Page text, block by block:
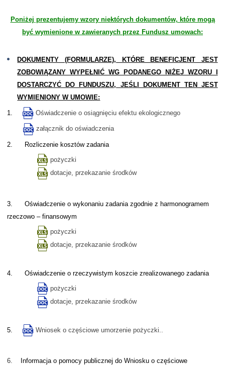
Poniżej prezentujemy wzory niektórych dokumentów, które mogą
być wymienione w zawieranych przez Fundusz umowach:
DOKUMENTY (FORMULARZE), KTÓRE BENEFICJENT JEST
ZOBOWIĄZANY WYPEŁNIĆ WG PODANEGO NIŻEJ WZORU I
DOSTARCZYĆ DO FUNDUSZU, JEŚLI DOKUMENT TEN JEST
WYMIENIONY W UMOWIE:
1. Oświadczenie o osiągnięciu efektu ekologicznego
załącznik do oświadczenia
2. Rozliczenie kosztów zadania
pożyczki
dotacje, przekazanie środków
3. Oświadczenie o wykonaniu zadania zgodnie z harmonogramem
rzeczowo – finansowym
pożyczki
dotacje, przekazanie środków
4. Oświadczenie o rzeczywistym koszcie zrealizowanego zadania
pożyczki
dotacje, przekazanie środków
5. Wniosek o częściowe umorzenie pożyczki..
6. Informacja o pomocy publicznej do Wniosku o częściowe